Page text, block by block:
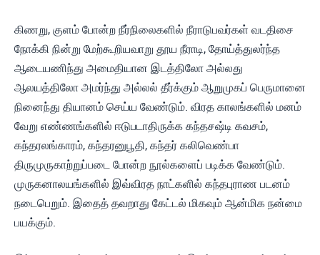
கிணறு, குளம் போன்ற நீர்நிலைகளில் நீராடுபவர்கள் வடதிசை
நோக்கி நின்று மேற்கூறியவாறு தூய நீராடி, தோய்த்துலர்ந்த
ஆடையணிந்து அமைதியான இடத்திலோ அல்லது
ஆலயத்திலோ அமர்ந்து அல்லல் தீர்க்கும் ஆறுமுகப் பெருமானை
நினைந்து தியானம் செய்ய வேண்டும். விரத காலங்களில் மனம்
வேறு எண்ணங்களில் ஈடுபடாதிருக்க கந்தசஷ்டி கவசம்,
கந்தரலங்காரம், கந்தரனுபூதி, கந்தர் கலிவெண்பா
திருமுருகாற்றுப்படை போன்ற நூல்களைப் படிக்க வேண்டும்.
முருகனாலயங்களில் இவ்விரத நாட்களில் கந்தபுராண படனம்
நடைபெறும். இதைத் தவறாது கேட்டல் மிகவும் ஆன்மிக நன்மை
பயக்கும்.